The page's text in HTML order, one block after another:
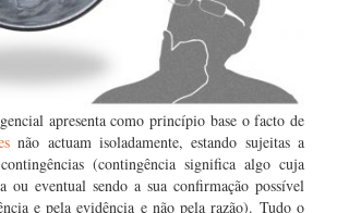
apresenta como princípio base o facto de
não actuam isoladamente, estando sujeitas a
(contingência significa algo cuja
ou eventual sendo a sua confirmação possível
e pela evidência e não pela razão). Tudo o